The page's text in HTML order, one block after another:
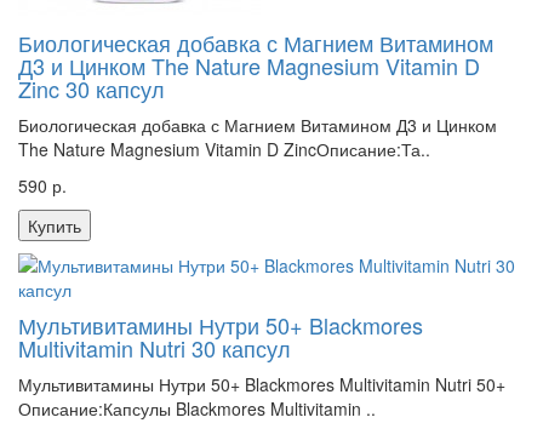
Биологическая добавка с Магнием Витамином
Д3 и Цинком The Nature Magnesium Vitamin D
Zinc 30 капсул
Биологическая добавка с Магнием Витамином Д3 и Цинком
The Nature Magnesium Vitamin D ZincОписание:Та..
590 р.
Купить
Мультивитамины Нутри 50+ Blackmores
Multivitamin Nutri 30 капсул
Мультивитамины Нутри 50+ Blackmores Multivitamin Nutri 50+
Описание:Капсулы Blackmores Multivitamin ..